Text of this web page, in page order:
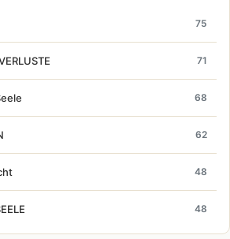
75
71
68
62
48
48